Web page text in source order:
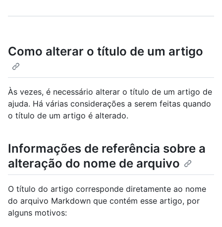
Como alterar o título de um artigo
Às vezes, é necessário alterar o título de um artigo de
ajuda. Há várias considerações a serem feitas quando
o título de um artigo é alterado.
Informações de referência sobre a
alteração do nome de arquivo
O título do artigo corresponde diretamente ao nome
do arquivo Markdown que contém esse artigo, por
alguns motivos: